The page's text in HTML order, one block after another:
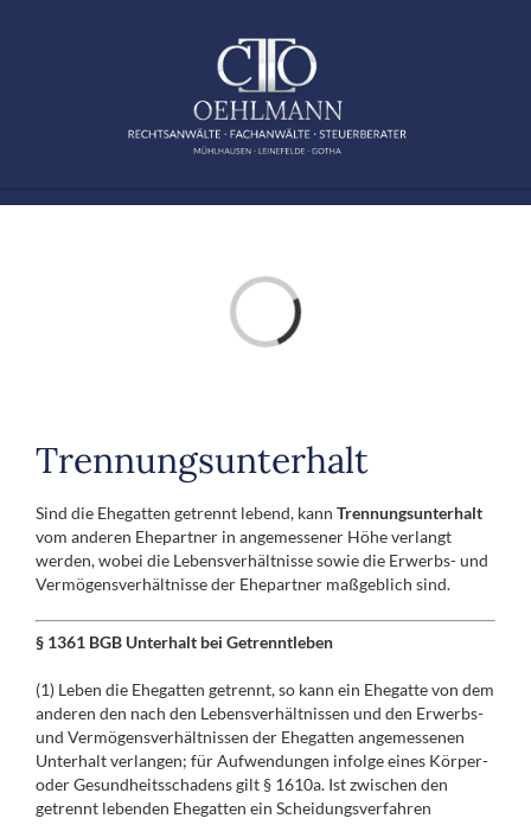
Laden...
Trennungsunterhalt
Sind die Ehegatten getrennt lebend, kann Trennungsunterhalt
vom anderen Ehepartner in angemessener Höhe verlangt
werden, wobei die Lebensverhältnisse sowie die Erwerbs- und
Vermögensverhältnisse der Ehepartner maßgeblich sind.
§ 1361 BGB Unterhalt bei Getrenntleben
(1) Leben die Ehegatten getrennt, so kann ein Ehegatte von dem
anderen den nach den Lebensverhältnissen und den Erwerbs-
und Vermögensverhältnissen der Ehegatten angemessenen
Unterhalt verlangen; für Aufwendungen infolge eines Körper-
oder Gesundheitsschadens gilt § 1610a. Ist zwischen den
getrennt lebenden Ehegatten ein Scheidungsverfahren